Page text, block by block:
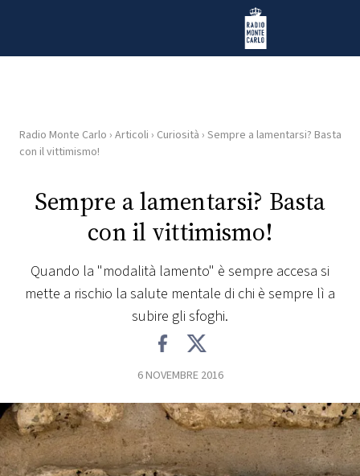
Radio Monte Carlo
HOME
RADIO
PLAYLIST
CONCORSI
Radio Monte Carlo › Articoli › Curiosità › Sempre a lamentarsi? Basta
con il vittimismo!
Sempre a lamentarsi? Basta
con il vittimismo!
Quando la "modalità lamento" è sempre accesa si
mette a rischio la salute mentale di chi è sempre lì a
subire gli sfoghi.
6 NOVEMBRE 2016